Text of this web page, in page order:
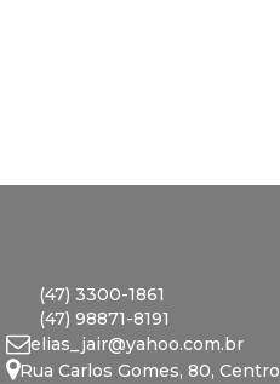
(47) 3300-1861
(47) 98871-8191
elias_jair@yahoo.com.br
Rua Carlos Gomes, 80, Centro